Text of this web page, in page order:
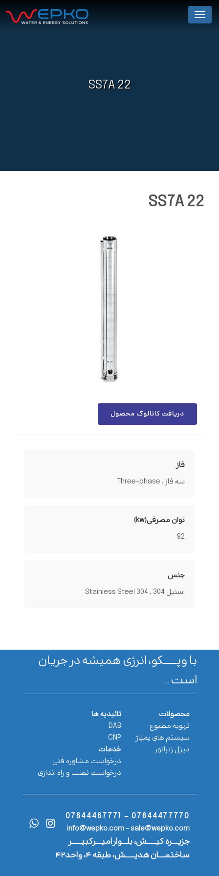
Menu
SS7A 22
SS7A 22
دریافت کاتالوگ محصول
فاز
سه فاز , Three-phase
توان مصرفی(kw)
92
جنس
استیل 304 , Stainless Steel 304
با وپـــــــکو، انرژی همیشه در جریان
است ...
محصولات
تهویه مطبوع
سیستم های پمپاژ
دیزل ژنراتور
تائیدیه ها
DAB
CNP
خدمات
درخواست مشاوره فنی
درخواست نصب و راه اندازی
07644477770 - 07644467771
info@wepko.com - sale@wepko.com
جزیــــره کیــــــش، بلـــوار امیــــرکبیــــــر
ساختمــــان هدیــــــش، طبقه ۴، واحد۴۲